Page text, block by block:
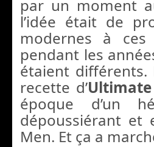
par un moment
l’idée était de
modernes à
pendant les
étaient différents.
recette d’
époque d’un
dépoussiérant et
Men. Et ça a